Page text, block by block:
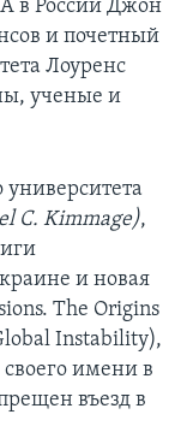
в России Джон
и почетный
Лоуренс
ученые и
университета
C. Kimmage),
и новая
The Origins
Instability),
имени в
въезд в